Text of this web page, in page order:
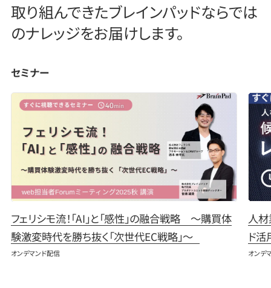
取り組んできたブレインパッドならでは
のナレッジをお届けします。
セミナー
フェリシモ流！「AI」と「感性」の融合戦略 〜購買体
験激変時代を勝ち抜く「次世代EC戦略」〜
オンデマンド配信
人材
ド活
オンデ